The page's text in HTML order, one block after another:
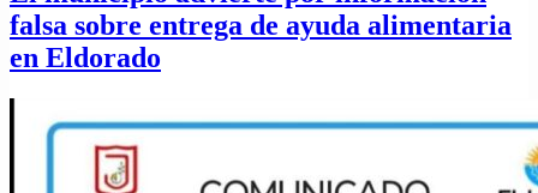
falsa sobre entrega de ayuda alimentaria
en Eldorado